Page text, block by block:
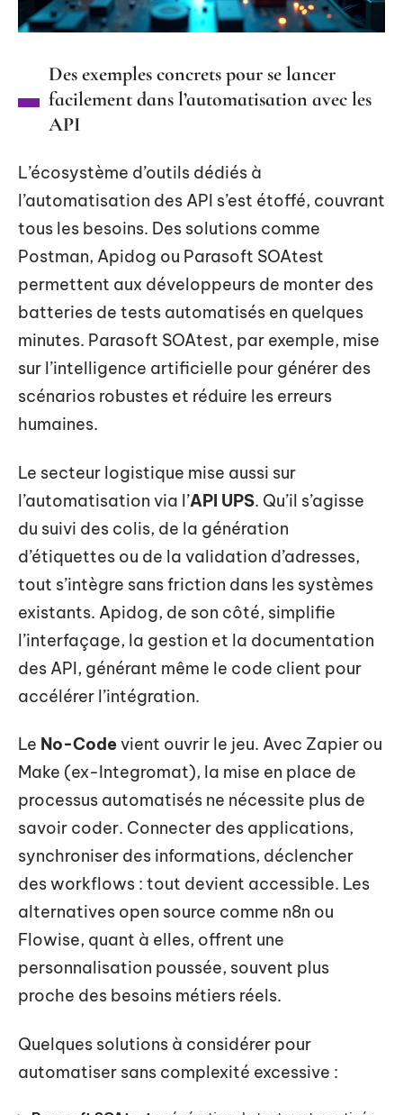
Des exemples concrets pour se lancer
facilement dans l’automatisation avec les
API
L’écosystème d’outils dédiés à
l’automatisation des API s’est étoffé, couvrant
tous les besoins. Des solutions comme
Postman, Apidog ou Parasoft SOAtest
permettent aux développeurs de monter des
batteries de tests automatisés en quelques
minutes. Parasoft SOAtest, par exemple, mise
sur l’intelligence artificielle pour générer des
scénarios robustes et réduire les erreurs
humaines.
Le secteur logistique mise aussi sur
l’automatisation via l’API UPS. Qu’il s’agisse
du suivi des colis, de la génération
d’étiquettes ou de la validation d’adresses,
tout s’intègre sans friction dans les systèmes
existants. Apidog, de son côté, simplifie
l’interfaçage, la gestion et la documentation
des API, générant même le code client pour
accélérer l’intégration.
Le No-Codevient ouvrir le jeu. Avec Zapier ou
Make (ex-Integromat), la mise en place de
processus automatisés ne nécessite plus de
savoir coder. Connecter des applications,
synchroniser des informations, déclencher
des workflows : tout devient accessible. Les
alternatives open source comme n8n ou
Flowise, quant à elles, offrent une
personnalisation poussée, souvent plus
proche des besoins métiers réels.
Quelques solutions à considérer pour
automatiser sans complexité excessive :